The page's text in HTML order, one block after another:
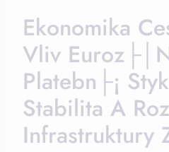
Ekonomika
Vliv
Platebn├¡
Stabilita A
Infrastruktury